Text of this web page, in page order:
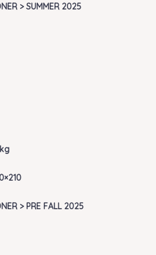
> SUMMER 2025
> PRE FALL 2025